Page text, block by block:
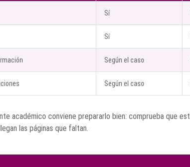
Sí
Sí
Según el caso
Según el caso
académico conviene prepararlo bien: comprueba que
las páginas que faltan.